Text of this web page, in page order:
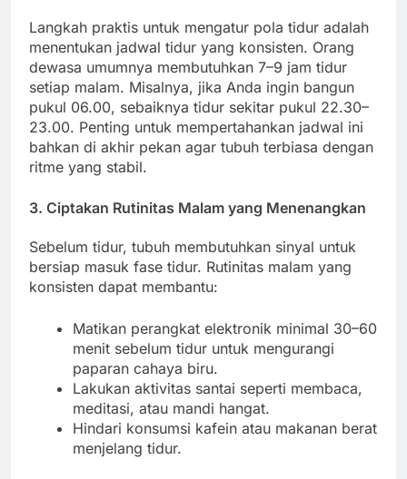
Langkah praktis untuk mengatur pola tidur adalah
menentukan jadwal tidur yang konsisten. Orang
dewasa umumnya membutuhkan 7–9 jam tidur
setiap malam. Misalnya, jika Anda ingin bangun
pukul 06.00, sebaiknya tidur sekitar pukul 22.30–
23.00. Penting untuk mempertahankan jadwal ini
bahkan di akhir pekan agar tubuh terbiasa dengan
ritme yang stabil.
3. Ciptakan Rutinitas Malam yang Menenangkan
Sebelum tidur, tubuh membutuhkan sinyal untuk
bersiap masuk fase tidur. Rutinitas malam yang
konsisten dapat membantu:
Matikan perangkat elektronik minimal 30–60
menit sebelum tidur untuk mengurangi
paparan cahaya biru.
Lakukan aktivitas santai seperti membaca,
meditasi, atau mandi hangat.
Hindari konsumsi kafein atau makanan berat
menjelang tidur.